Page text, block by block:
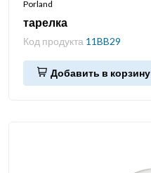
Porland
тарелка
Код продукта 11BB29
Добавить в корзину